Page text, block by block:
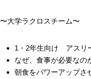
〜大学ラクロスチーム〜
1・2年生向け アスリ
なぜ、食事が必要なの
朝食をパワーアップさ